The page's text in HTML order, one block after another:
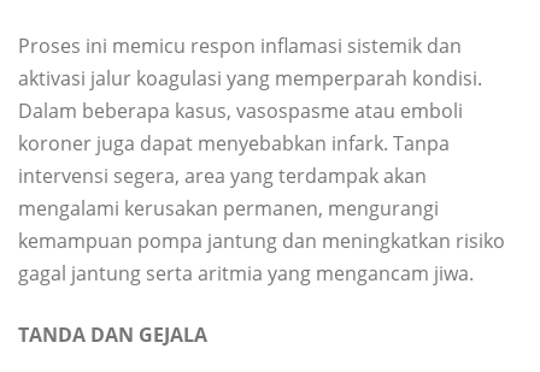
Proses ini memicu respon inflamasi sistemik dan
aktivasi jalur koagulasi yang memperparah kondisi.
Dalam beberapa kasus, vasospasme atau emboli
koroner juga dapat menyebabkan infark. Tanpa
intervensi segera, area yang terdampak akan
mengalami kerusakan permanen, mengurangi
kemampuan pompa jantung dan meningkatkan risiko
gagal jantung serta aritmia yang mengancam jiwa.
TANDA DAN GEJALA